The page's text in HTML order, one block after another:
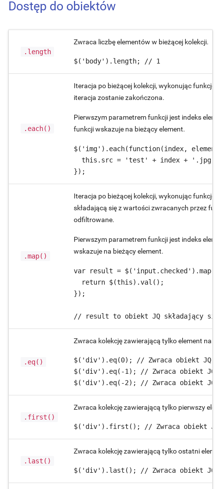
Dostęp do obiektów
.length
Zwraca liczbę elementów w bieżącej kolekcji.
$('body').length; // 1
.each()
Iteracja po bieżącej kolekcji, wykonując
iteracja zostanie zakończona.
Pierwszym parametrem funkcji jest indeks
funkcji wskazuje na bieżący element.
$('img').each(function(index,
  this.src = 'test' + index + '.jpg';
});
.map()
Iteracja po bieżącej kolekcji, wykonując funkcję
składającą się z wartości zwracanych przez
odfiltrowane.
Pierwszym parametrem funkcji jest indeks
wskazuje na bieżący element.
var result =
  return $(this).val();
});
// result to obiekt JQ składający się
.eq()
Zwraca kolekcję zawierającą tylko element na
$('div').eq(0); // Zwraca obiekt JQ
$('div').eq(-1); // Zwraca obiekt JQ
$('div').eq(-2); // Zwraca obiekt JQ
.first()
Zwraca kolekcję zawierającą tylko pierwszy
$('div').first(); // Zwraca obiekt JQ
.last()
Zwraca kolekcję zawierającą tylko ostatni
$('div').last(); // Zwraca obiekt JQ